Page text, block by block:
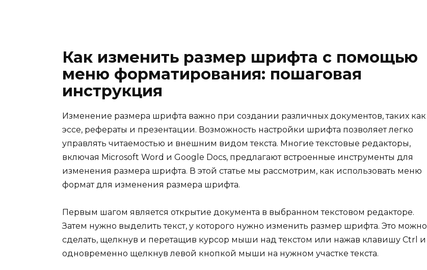
Как изменить размер шрифта с помощью
меню форматирования: пошаговая
инструкция
Изменение размера шрифта важно при создании различных документов, таких как
эссе, рефераты и презентации. Возможность настройки шрифта позволяет легко
управлять читаемостью и внешним видом текста. Многие текстовые редакторы,
включая Microsoft Word и Google Docs, предлагают встроенные инструменты для
изменения размера шрифта. В этой статье мы рассмотрим, как использовать меню
формат для изменения размера шрифта.
Первым шагом является открытие документа в выбранном текстовом редакторе.
Затем нужно выделить текст, у которого нужно изменить размер шрифта. Это можно
сделать, щелкнув и перетащив курсор мыши над текстом или нажав клавишу Ctrl и
одновременно щелкнув левой кнопкой мыши на нужном участке текста.